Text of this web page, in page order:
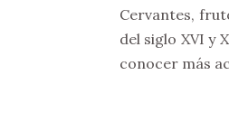
Cervantes,
del siglo XVI y
conocer más